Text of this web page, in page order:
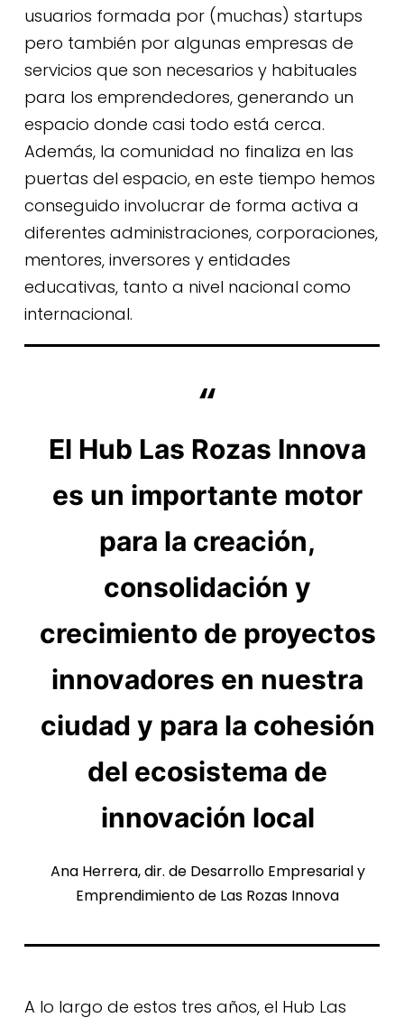
usuarios formada por (muchas) startups
pero también por algunas empresas de
servicios que son necesarios y habituales
para los emprendedores, generando un
espacio donde casi todo está cerca.
Además, la comunidad no finaliza en las
puertas del espacio, en este tiempo hemos
conseguido involucrar de forma activa a
diferentes administraciones, corporaciones,
mentores, inversores y entidades
educativas, tanto a nivel nacional como
internacional.
El Hub Las Rozas Innova
es un importante motor
para la creación,
consolidación y
crecimiento de proyectos
innovadores en nuestra
ciudad y para la cohesión
del ecosistema de
innovación local
Ana Herrera, dir. de Desarrollo Empresarial y
Emprendimiento de Las Rozas Innova
A lo largo de estos tres años, el Hub Las